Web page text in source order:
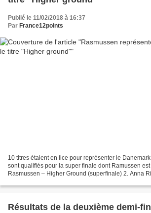
Publié le 11/02/2018 à 16:37
Par France12points
10 titres étaient en lice pour représenter le
sont qualifiés pour la super finale dont Ramussen est
Rasmussen – Higher Ground (superfinale) 2. Anna
Résultats de la deuxième demi-